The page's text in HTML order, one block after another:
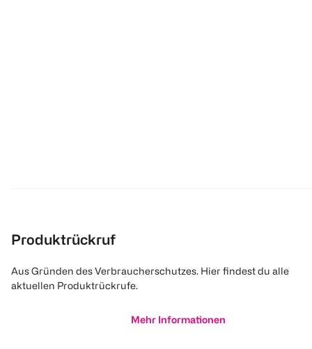
Produktrückruf
Aus Gründen des Verbraucherschutzes. Hier findest du alle
aktuellen Produktrückrufe.
Mehr Informationen